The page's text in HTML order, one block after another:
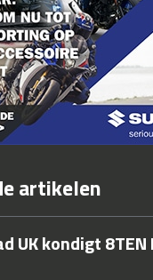
artikelen
UK kondigt 8TEN